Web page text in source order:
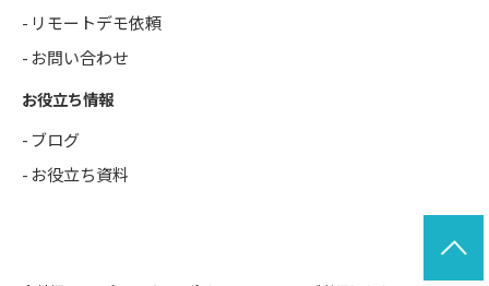
リモートデモ依頼
お問い合わせ
お役立ち情報
ブログ
お役立ち資料